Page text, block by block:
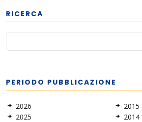
RICERCA
PERIODO PUBBLICAZIONE
2026
2025
2015
2014